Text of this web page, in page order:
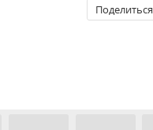
Поделиться